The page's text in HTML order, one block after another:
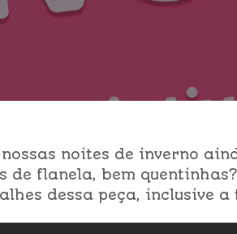
noites de inverno
de flanela, bem
dessa peça, inclusive